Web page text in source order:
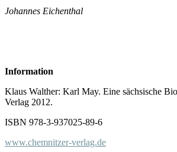
Johannes Eichenthal
Information
Klaus Walther: Karl May. Eine sächsische
Verlag 2012.
ISBN 978-3-937025-89-6
www.chemnitzer-verlag.de